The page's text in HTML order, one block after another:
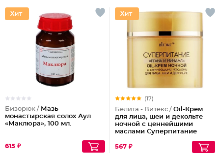
Бизорюк / Мазь
монастырская солох Аул
«Маклюра», 100 мл.
615 ₽
(17)
Белита - Витекс / Oil-Крем
для лица, шеи и декольте
ночной с ценнейшими
маслами Суперпитание
567 ₽